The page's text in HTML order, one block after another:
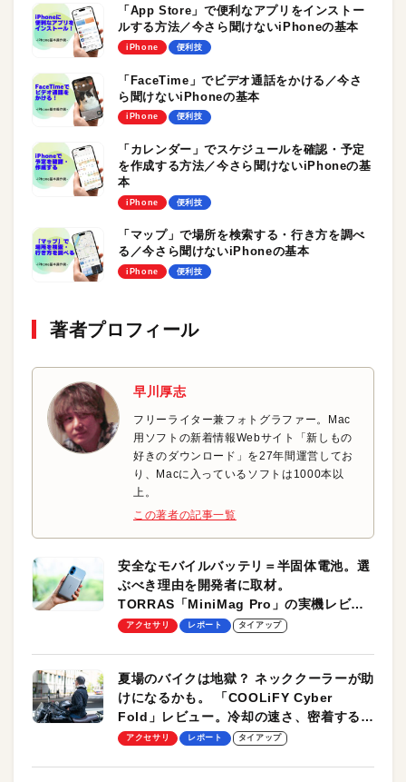
「App Store」で便利なアプリをインストー
ルする方法／今さら聞けないiPhoneの基本
iPhone 便利技
「FaceTime」でビデオ通話をかける／今さ
ら聞けないiPhoneの基本
iPhone 便利技
「カレンダー」でスケジュールを確認・予定
を作成する方法／今さら聞けないiPhoneの基
本
iPhone 便利技
「マップ」で場所を検索する・行き方を調べ
る／今さら聞けないiPhoneの基本
iPhone 便利技
著者プロフィール
早川厚志
フリーライター兼フォトグラファー。Mac
用ソフトの新着情報Webサイト「新しもの
好きのダウンロード」を27年間運営してお
り、Macに入っているソフトは1000本以
上。
この著者の記事一覧
安全なモバイルバッテリ＝半固体電池。選
ぶべき理由を開発者に取材。
TORRAS「MiniMag Pro」の実機レビュ
ーも
アクセサリ レポート タイアップ
夏場のバイクは地獄？ ネッククーラーが助
けになるかも。 「COOLiFY Cyber
Fold」レビュー。冷却の速さ、密着する冷
却プレート、シンプルな操作性がグッド！
アクセサリ レポート タイアップ